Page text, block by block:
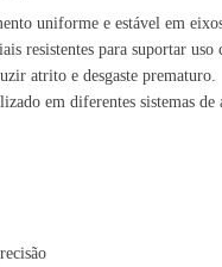
uniforme e estável em
resistentes para suportar uso
atrito e desgaste prematuro.
em diferentes sistemas de